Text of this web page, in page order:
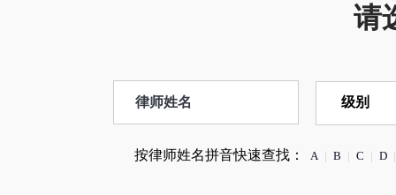
请
按律师姓名拼音快速查找： A | B | C | D |